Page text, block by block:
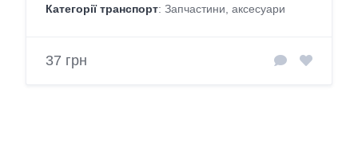
Категорії транспорт: Запчастини, аксесуари
37 грн